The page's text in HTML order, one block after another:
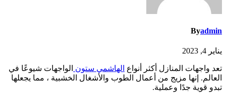
Byadmin
يناير 4, 2023
تعد واجهات المنازل أكثر أنواع الهاشمي ستون الواجهات شيوعًا في
العالم. إنها مزيج من أعمال الطوب والأشغال الخشبية ، مما يجعلها
تبدو قوية جدًا وعملية.